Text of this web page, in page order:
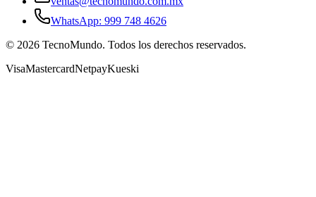
WhatsApp: 999 748 4626
© 2026 TecnoMundo. Todos los derechos reservados.
VisaMastercardNetpayKueski